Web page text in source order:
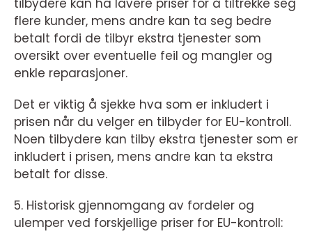
flere kunder, mens andre kan ta seg bedre
betalt fordi de tilbyr ekstra tjenester som
oversikt over eventuelle feil og mangler og
enkle reparasjoner.
Det er viktig å sjekke hva som er inkludert i
prisen når du velger en tilbyder for EU-kontroll.
Noen tilbydere kan tilby ekstra tjenester som er
inkludert i prisen, mens andre kan ta ekstra
betalt for disse.
5. Historisk gjennomgang av fordeler og
ulemper ved forskjellige priser for EU-kontroll: